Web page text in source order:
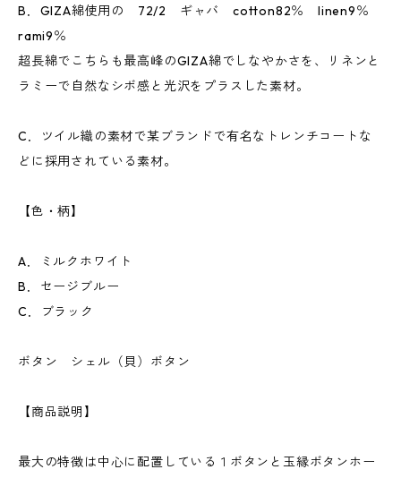
B．GIZA綿使用の 72/2 ギャバ cotton82％ linen9％
rami9％
超長綿でこちらも最高峰のGIZA綿でしなやかさを、リネンと
ラミーで自然なシボ感と光沢をプラスした素材。
C．ツイル織の素材で某ブランドで有名なトレンチコートな
どに採用されている素材。
【色・柄】
A．ミルクホワイト
B．セージブルー
C．ブラック
ボタン シェル（貝）ボタン
【商品説明】
最大の特徴は中心に配置している１ボタンと玉縁ボタンホー